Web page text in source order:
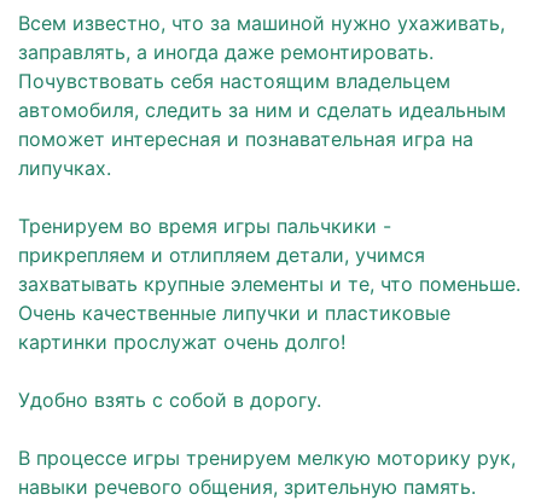
Всем известно, что за машиной нужно ухаживать,
заправлять, а иногда даже ремонтировать.
Почувствовать себя настоящим владельцем
автомобиля, следить за ним и сделать идеальным
поможет интересная и познавательная игра на
липучках.
Тренируем во время игры пальчкики -
прикрепляем и отлипляем детали, учимся
захватывать крупные элементы и те, что поменьше.
Очень качественные липучки и пластиковые
картинки прослужат очень долго!
Удобно взять с собой в дорогу.
В процессе игры тренируем мелкую моторику рук,
навыки речевого общения, зрительную память.